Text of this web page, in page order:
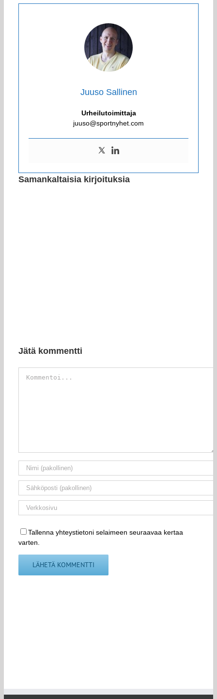
Juuso Sallinen
Urheilutoimittaja
juuso@sportnyhet.com
Samankaltaisia kirjoituksia
Jätä kommentti
Tallenna yhteystietoni selaimeen seuraavaa kertaa
varten.